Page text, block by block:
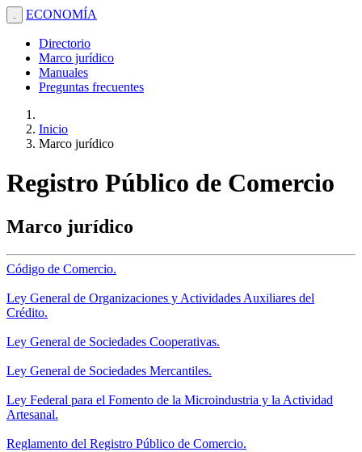
. ECONOMÍA
Directorio
Marco jurídico
Manuales
Preguntas frecuentes
Inicio
Marco jurídico
Registro Público de Comercio
Marco jurídico
Código de Comercio.
Ley General de Organizaciones y Actividades Auxiliares del
Crédito.
Ley General de Sociedades Cooperativas.
Ley General de Sociedades Mercantiles.
Ley Federal para el Fomento de la Microindustria y la Actividad
Artesanal.
Reglamento del Registro Público de Comercio.